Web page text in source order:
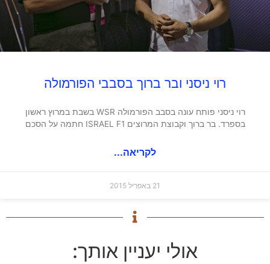
רוי ניסני ובר ברוך בסבבי הפורמולה
רוי ניסני פותח עונה בסבב הפורמולה WSR בשבת במרוץ ראשון
בספרד. בר ברוך וקבוצת המרוצים ISRAEL F1 חתמה על הסכם
לקריאה...
21 באפריל 2015
אולי יעניין אותך: